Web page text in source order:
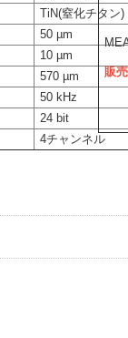
TiN(窒化チタン)
50 µm
10 µm
570 µm
50 kHz
24 bit
4チャンネル
販